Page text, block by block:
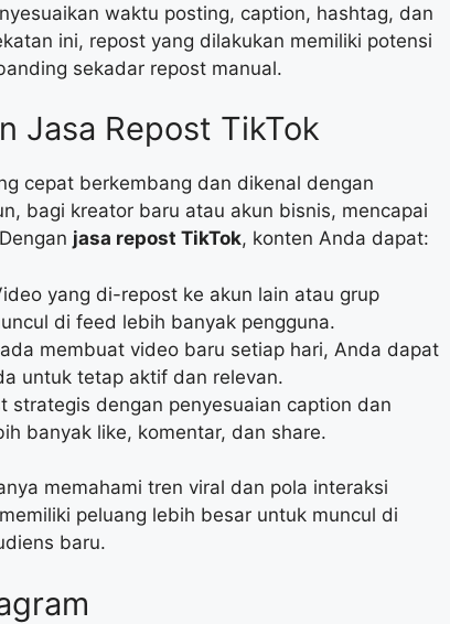
waktu posting, caption, hashtag, dan
ini, repost yang dilakukan memiliki potensi
sekadar repost manual.
Jasa Repost TikTok
cepat berkembang dan dikenal dengan
bagi kreator baru atau akun bisnis, mencapai
jasa repost TikTok, konten Anda dapat:
yang di-repost ke akun lain atau grup
di feed lebih banyak pengguna.
membuat video baru setiap hari, Anda dapat
untuk tetap aktif dan relevan.
strategis dengan penyesuaian caption dan
banyak like, komentar, dan share.
memahami tren viral dan pola interaksi
peluang lebih besar untuk muncul di
baru.